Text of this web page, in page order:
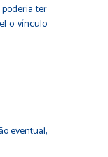
ter
o vínculo
eventual,